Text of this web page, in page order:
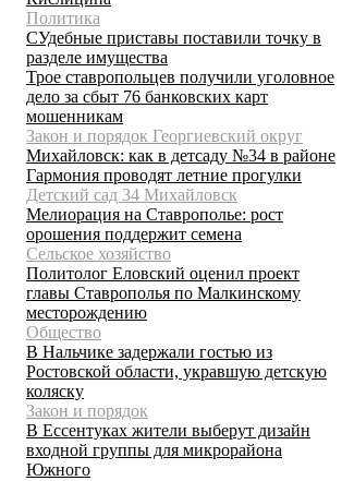
Политика
СУдебные приставы поставили точку в
разделе имущества
Трое ставропольцев получили уголовное
дело за сбыт 76 банковских карт
мошенникам
Закон и порядок Георгиевский округ
Михайловск: как в детсаду №34 в районе
Гармония проводят летние прогулки
Детский сад 34 Михайловск
Мелиорация на Ставрополье: рост
орошения поддержит семена
Сельское хозяйство
Политолог Еловский оценил проект
главы Ставрополья по Малкинскому
месторождению
Общество
В Нальчике задержали гостью из
Ростовской области, укравшую детскую
коляску
Закон и порядок
В Ессентуках жители выберут дизайн
входной группы для микрорайона
Южного